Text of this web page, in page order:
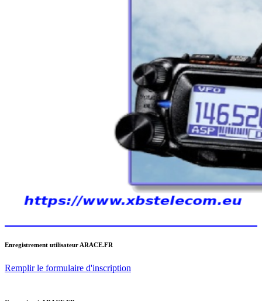
Enregistrement utilisateur ARACE.FR
Remplir le formulaire d'inscription